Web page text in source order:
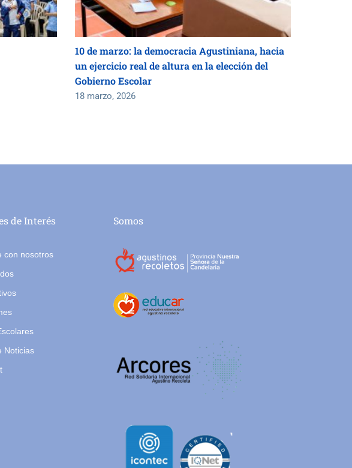
10 de marzo: la democracia Agustiniana, hacia
un ejercicio real de altura en la elección del
Gobierno Escolar
18 marzo, 2026
de Interés
con nosotros
Noticias
Somos